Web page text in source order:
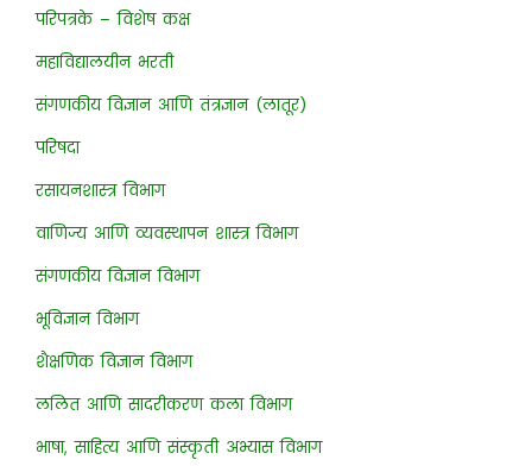
परिपत्रके – विशेष कक्ष
महाविद्यालयीन भरती
संगणकीय विज्ञान आणि तंत्रज्ञान (लातूर)
परिषदा
रसायनशास्त्र विभाग
वाणिज्य आणि व्यवस्थापन शास्त्र विभाग
संगणकीय विज्ञान विभाग
भूविज्ञान विभाग
शैक्षणिक विज्ञान विभाग
ललित आणि सादरीकरण कला विभाग
भाषा, साहित्य आणि संस्कृती अभ्यास विभाग